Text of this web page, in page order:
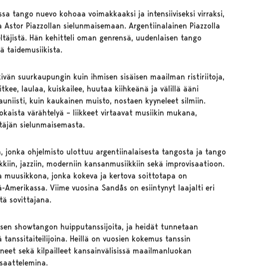
tango nuevo kohoaa voimakkaaksi ja intensiiviseksi virraksi,
Piazzollan sielunmaisemaan. Argentiinalainen Piazzolla
Hän kehitteli oman genrensä, uudenlaisen tango
taidemusiikista.
suurkaupungin kuin ihmisen sisäisen maailman ristiriitoja,
laulaa, kuiskailee, huutaa kiihkeänä ja välillä ääni
kuin kaukainen muisto, nostaen kyyneleet silmiin.
värähtelyä – liikkeet virtaavat musiikin mukana,
sielunmaisemasta.
jonka ohjelmisto ulottuu argentiinalaisesta tangosta ja tango
jazziin, moderniin kansanmusiikkiin sekä improvisaatioon.
muusikkona, jonka kokeva ja kertova soittotapa on
Viime vuosina Sandås on esiintynyt laajalti eri
sovittajana.
showtangon huipputanssijoita, ja heidät tunnetaan
Heillä on vuosien kokemus tanssin
sekä kilpailleet kansainvälisissä maailmanluokan